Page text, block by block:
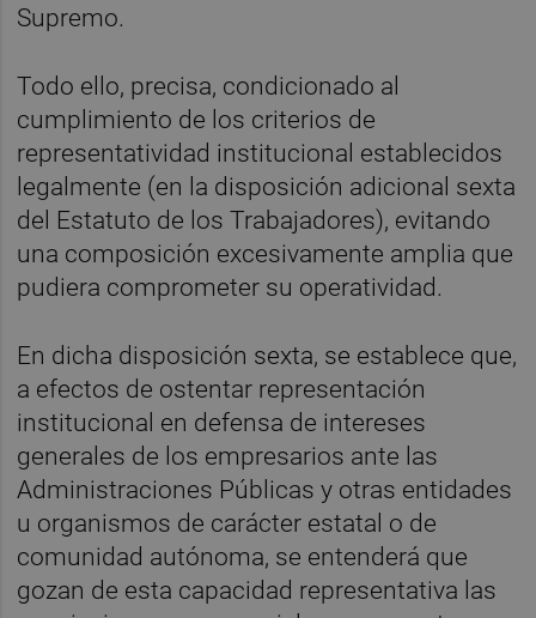
Supremo.
Todo ello, precisa, condicionado al
cumplimiento de los criterios de
representatividad institucional establecidos
legalmente (en la disposición adicional sexta
del Estatuto de los Trabajadores), evitando
una composición excesivamente amplia que
pudiera comprometer su operatividad.
En dicha disposición sexta, se establece que,
a efectos de ostentar representación
institucional en defensa de intereses
generales de los empresarios ante las
Administraciones Públicas y otras entidades
u organismos de carácter estatal o de
comunidad autónoma, se entenderá que
gozan de esta capacidad representativa las